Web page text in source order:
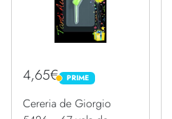
4,65€ PRIME
PRIME
Cereria de Giorgio